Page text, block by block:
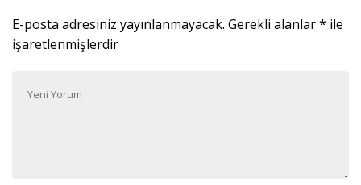
E-posta adresiniz yayınlanmayacak. Gerekli alanlar* ile
işaretlenmişlerdir